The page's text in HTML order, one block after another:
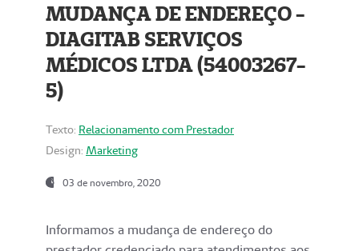
MUDANÇA DE ENDEREÇO -
DIAGITAB SERVIÇOS
MÉDICOS LTDA (54003267-
5)
Texto: Relacionamento com Prestador
Design: Marketing
03 de novembro, 2020
Informamos a mudança de endereço do